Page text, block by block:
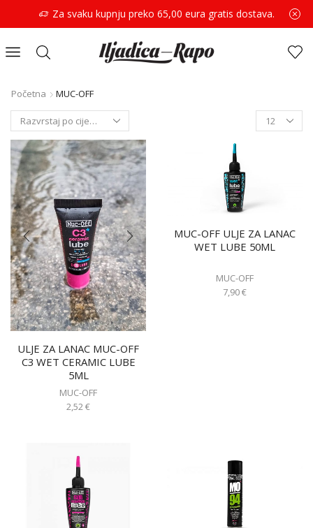
Za svaku kupnju preko 65,00 eura gratis dostava.
Početna MUC-OFF
ULJE ZA LANAC MUC-OFF
C3 WET CERAMIC LUBE
5ML
MUC-OFF
2,52€
MUC-OFF ULJE ZA LANAC
WET LUBE 50ML
MUC-OFF
7,90€